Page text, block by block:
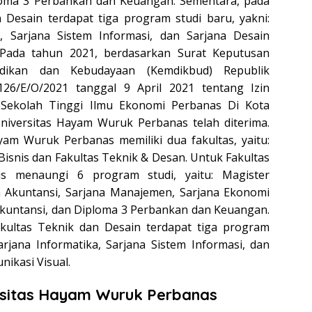
Desain terdapat tiga program studi baru, yakni:
Sarjana Sistem Informasi, dan Sarjana Desain
tahun 2021, berdasarkan Surat Keputusan
dan Kebudayaan (Kemdikbud) Republik
E/O/2021 tanggal 9 April 2021 tentang Izin
Tinggi Ilmu Ekonomi Perbanas Di Kota
Hayam Wuruk Perbanas telah diterima.
Wuruk Perbanas memiliki dua fakultas, yaitu:
dan Fakultas Teknik & Desan. Untuk Fakultas
menaungi 6 program studi, yaitu: Magister
Sarjana Manajemen, Sarjana Ekonomi
dan Diploma 3 Perbankan dan Keuangan.
Teknik dan Desain terdapat tiga program
Informatika, Sarjana Sistem Informasi, dan
Visual.
Hayam Wuruk Perbanas